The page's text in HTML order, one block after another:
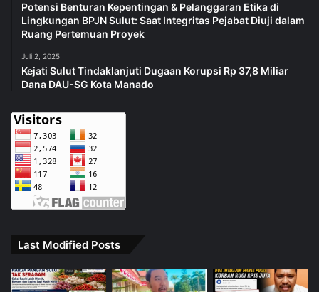
Potensi Benturan Kepentingan & Pelanggaran Etika di
Lingkungan BPJN Sulut: Saat Integritas Pejabat Diuji dalam
Ruang Pertemuan Proyek
Juli 2, 2025
Kejati Sulut Tindaklanjuti Dugaan Korupsi Rp 37,8 Miliar
Dana DAU-SG Kota Manado
Last Modified Posts